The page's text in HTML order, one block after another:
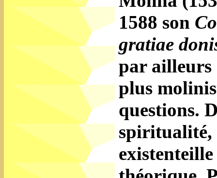
1588 son
gratiae
par ailleurs
plus
questions.
spiritualité,